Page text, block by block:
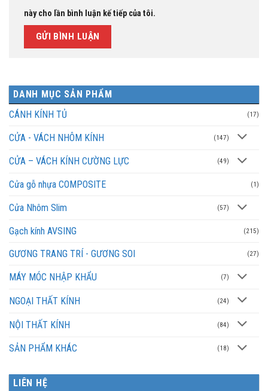
này cho lần bình luận kế tiếp của tôi.
DANH MỤC SẢN PHẨM
CÁNH KÍNH TỦ
(17)
CỬA - VÁCH NHÔM KÍNH (147)
CỬA – VÁCH KÍNH CƯỜNG LỰC (49)
Cửa gỗ nhựa COMPOSITE (1)
Cửa Nhôm Slim (57)
Gạch kính AVSING (215)
GƯƠNG TRANG TRÍ - GƯƠNG SOI (27)
MÁY MÓC NHẬP KHẨU (7)
NGOẠI THẤT KÍNH (24)
NỘI THẤT KÍNH (84)
SẢN PHẨM KHÁC (18)
LIÊN HỆ